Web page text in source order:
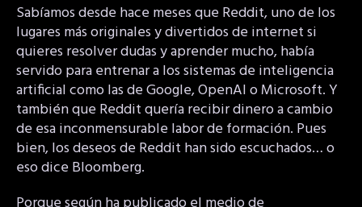
Sabíamos desde hace meses que Reddit, uno de los
lugares más originales y divertidos de internet si
quieres resolver dudas y aprender mucho, había
servido para entrenar a los sistemas de inteligencia
artificial como las de Google, OpenAI o Microsoft. Y
también que Reddit quería recibir dinero a cambio
de esa inconmensurable labor de formación. Pues
bien, los deseos de Reddit han sido escuchados… o
eso dice Bloomberg.